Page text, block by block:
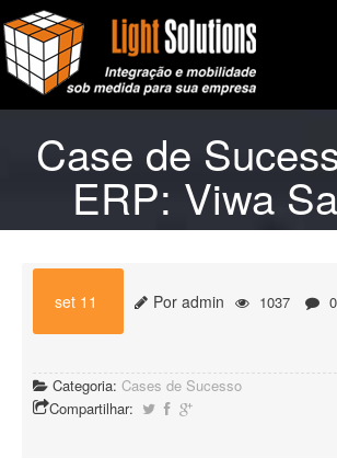
Home
A Light Solutions
Case de
ERP: Viwa
set 11 Por admin 1037 0
Categoria: Cases de Sucesso
Compartilhar: